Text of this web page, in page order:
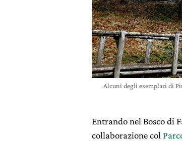
Alcuni degli esemplari di
Entrando nel Bosco di
collaborazione col